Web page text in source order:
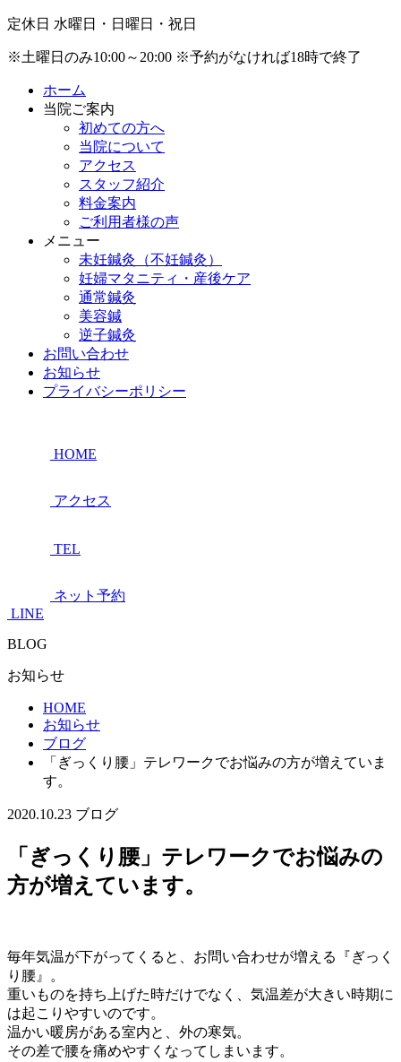
定休日 水曜日・日曜日・祝日
※土曜日のみ10:00～20:00 ※予約がなければ18時で終了
ホーム
当院ご案内
初めての方へ
当院について
アクセス
スタッフ紹介
料金案内
ご利用者様の声
メニュー
未妊鍼灸（不妊鍼灸）
妊婦マタニティ・産後ケア
通常鍼灸
美容鍼
逆子鍼灸
お問い合わせ
お知らせ
プライバシーポリシー
HOME
アクセス
TEL
ネット予約
LINE
BLOG
お知らせ
HOME
お知らせ
ブログ
「ぎっくり腰」テレワークでお悩みの方が増えていま
す。
2020.10.23 ブログ
「ぎっくり腰」テレワークでお悩みの
方が増えています。
毎年気温が下がってくると、お問い合わせが増える『ぎっく
り腰』。
重いものを持ち上げた時だけでなく、気温差が大きい時期に
は起こりやすいのです。
温かい暖房がある室内と、外の寒気。
その差で腰を痛めやすくなってしまいます。